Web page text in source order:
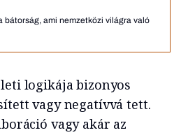
bátorság, ami nemzetközi világra való
logikája bizonyos
vagy negatívvá tett.
vagy akár az